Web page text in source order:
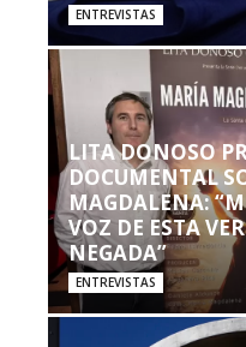
ENTREVISTAS
LITA DONOSO
DOCUMENTAL
MAGDALENA:
VOZ DE ESTA
NEGADA”
ENTREVISTAS